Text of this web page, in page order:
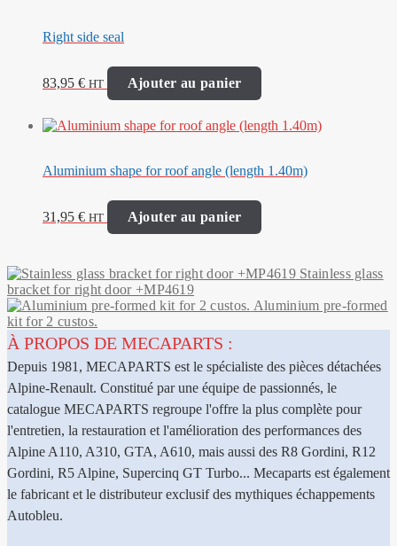
Right side seal
83,95 € HT Ajouter au panier
Aluminium shape for roof angle (length 1.40m)
31,95 € HT Ajouter au panier
Stainless glass
bracket for right door +MP4619
Aluminium pre-formed
kit for 2 custos.
À PROPOS DE MECAPARTS :
Depuis 1981, MECAPARTS est le spécialiste des pièces détachées
Alpine-Renault. Constitué par une équipe de passionnés, le
catalogue MECAPARTS regroupe l'offre la plus complète pour
l'entretien, la restauration et l'amélioration des performances des
Alpine A110, A310, GTA, A610, mais aussi des R8 Gordini, R12
Gordini, R5 Alpine, Supercinq GT Turbo... Mecaparts est également
le fabricant et le distributeur exclusif des mythiques échappements
Autobleu.